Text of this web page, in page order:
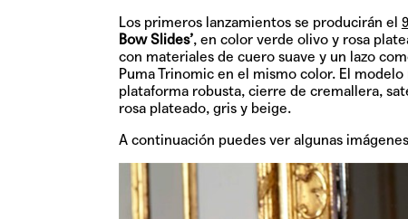
Los primeros lanzamientos se producirán el
Bow Slides’, en color verde olivo y rosa
con materiales de cuero suave y un lazo
Puma Trinomic en el mismo color. El modelo
plataforma robusta, cierre de cremallera,
rosa plateado, gris y beige.
A continuación puedes ver algunas